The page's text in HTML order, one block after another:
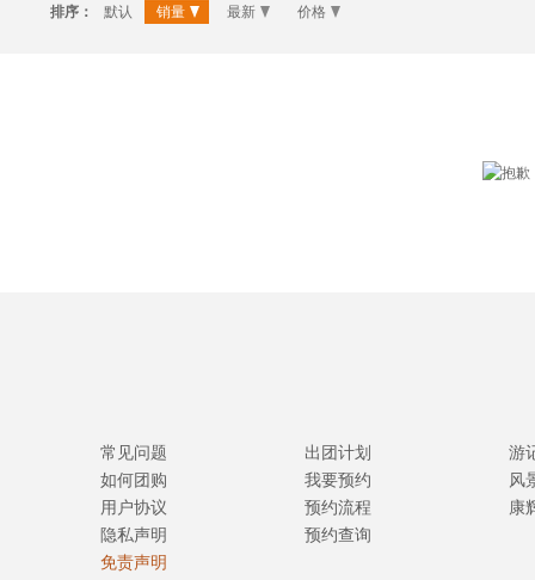
排序：
默认 销量 最新 价格
常见问题
如何团购
用户协议
隐私声明
免责声明
出团计划
我要预约
预约流程
预约查询
游
风
康